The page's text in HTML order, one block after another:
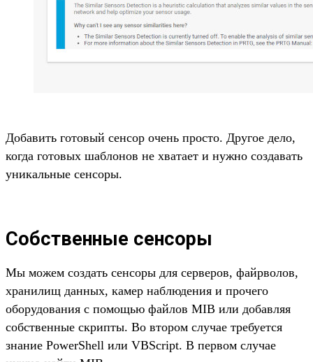
Добавить готовый сенсор очень просто. Другое дело,
когда готовых шаблонов не хватает и нужно создавать
уникальные сенсоры.
Собственные сенсоры
Мы можем создать сенсоры для серверов, файрволов,
хранилищ данных, камер наблюдения и прочего
оборудования с помощью файлов MIB или добавляя
собственные скрипты. Во втором случае требуется
знание PowerShell или VBScript. В первом случае